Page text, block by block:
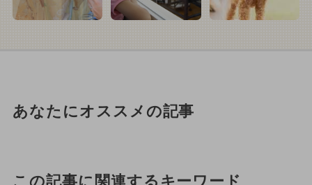
あなたにオススメの記事